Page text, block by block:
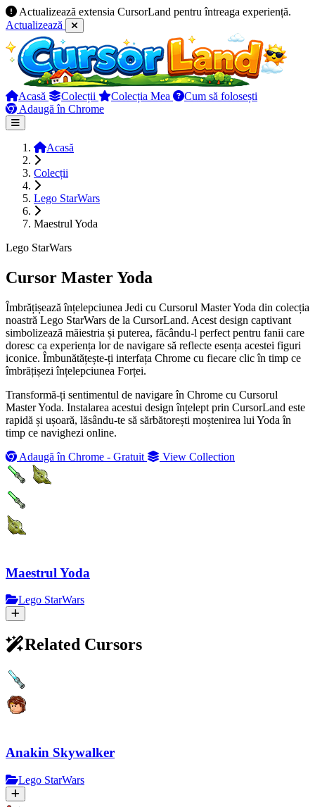
Actualizează extensia CursorLand pentru întreaga experiență.
Actualizează
Acasă Colecții Colecția Mea
Cum să folosești
Adaugă în Chrome
Acasă
Colecții
Lego StarWars
Maestrul Yoda
Lego StarWars
Cursor Master Yoda
Îmbrățișează înțelepciunea Jedi cu Cursorul Master Yoda din colecția
noastră Lego StarWars de la CursorLand. Acest design captivant
simbolizează măiestria și puterea, făcându-l perfect pentru fanii care
doresc ca experiența lor de navigare să reflecte esența acestei figuri
iconice. Îmbunătățește-ți interfața Chrome cu fiecare clic în timp ce
îmbrățișezi înțelepciunea Forței.
Transformă-ți sentimentul de navigare în Chrome cu Cursorul
Master Yoda. Instalarea acestui design înțelept prin CursorLand este
rapidă și ușoară, lăsându-te să sărbătorești moștenirea lui Yoda în
timp ce navighezi online.
Adaugă în Chrome - Gratuit
View Collection
Maestrul Yoda
Lego StarWars
Related Cursors
Anakin Skywalker
Lego StarWars